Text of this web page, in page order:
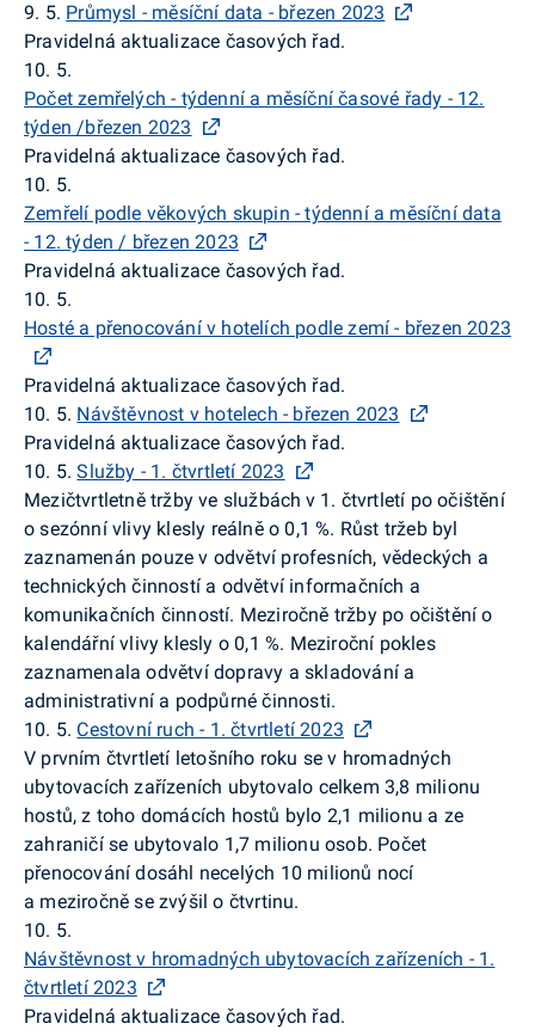
9. 5. Průmysl - měsíční data - březen 2023
Pravidelná aktualizace časových řad.
10. 5.
Počet zemřelých - týdenní a měsíční časové řady - 12.
týden /březen 2023
Pravidelná aktualizace časových řad.
10. 5.
Zemřelí podle věkových skupin - týdenní a měsíční data
- 12. týden / březen 2023
Pravidelná aktualizace časových řad.
10. 5.
Hosté a přenocování v hotelích podle zemí - březen 2023
Pravidelná aktualizace časových řad.
10. 5. Návštěvnost v hotelech - březen 2023
Pravidelná aktualizace časových řad.
10. 5.Služby - 1. čtvrtletí 2023
Mezičtvrtletnětržbyve službách v 1. čtvrtletípo očištění
o sezónní vlivy klesly reálně o 0,1 %. Růst tržeb byl
zaznamenán pouze v odvětví profesních, vědeckých a
technických činností a odvětví informačních a
komunikačních činností. Meziročně tržby po očištění o
kalendářní vlivy klesly o 0,1 %. Meziroční pokles
zaznamenala odvětví dopravy a skladování a
administrativní a podpůrné činnosti.
10. 5. Cestovní ruch - 1. čtvrtletí 2023
V prvním čtvrtletí letošního roku se v hromadných
ubytovacích zařízeních ubytovalo celkem 3,8 milionu
hostů, z toho domácích hostů bylo 2,1 milionu a ze
zahraničí se ubytovalo 1,7 milionu osob. Počet
přenocování dosáhl necelých 10 milionů nocí
a meziročně se zvýšil o čtvrtinu.
10. 5.
Návštěvnost v hromadných ubytovacích zařízeních - 1.
čtvrtletí 2023
Pravidelná aktualizace časových řad.